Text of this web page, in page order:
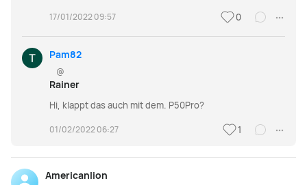
17/01/2022 09:57 0
Pam82
@
Rainer
Hi, klappt das auch mit dem. P50Pro?
01/02/2022 06:27 1
Americanlion